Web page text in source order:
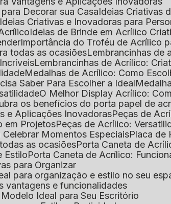
Decorar sua Casa Ideias Criativas
Ideias Criativas e Inovadoras para
Ideias de Brinde em Acrílico
Importância do Troféu de Acrílico
todas as ocasiões Lembrancinhas
Lembrancinhas de Acrílico:
Medalhas de Acrílico: Como
Saber Para Escolher a Ideal
O Melhor Display Acrílico:
os benefícios do porta papel de
e Aplicações Inovadoras
Peças de
em Projetos
Peças de Acrílico:
Celebrar Momentos Especiais
Placa
as ocasiões
Porta Caneta de
Estilo
Porta Caneta de Acrílico:
para Organizar
para organização e estilo no seu
vantagens e funcionalidades
Ideal para Seu Escritório